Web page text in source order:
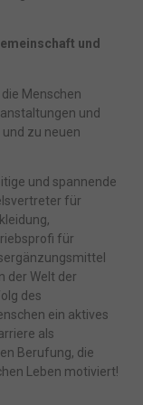
und
Menschen
und
zu neuen
und spannende
für
für
der Welt der
des
ein aktives
als
Berufung, die
Leben motiviert!
Publishern
Sie tun dies, indem